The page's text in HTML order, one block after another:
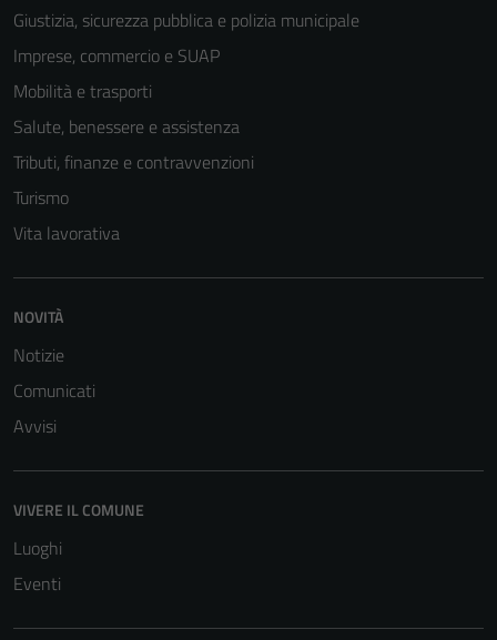
Giustizia, sicurezza pubblica e polizia municipale
Imprese, commercio e SUAP
Mobilità e trasporti
Salute, benessere e assistenza
Tributi, finanze e contravvenzioni
Turismo
Vita lavorativa
NOVITÀ
Notizie
Comunicati
Avvisi
VIVERE IL COMUNE
Luoghi
Eventi